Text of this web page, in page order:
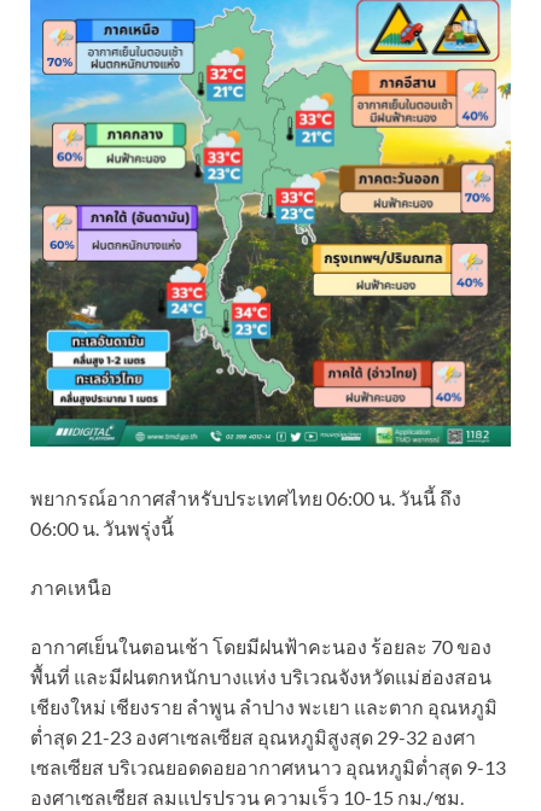
พยากรณ์อากาศสำหรับประเทศไทย 06:00 น. วันนี้ ถึง
06:00 น. วันพรุ่งนี้
ภาคเหนือ
อากาศเย็นในตอนเช้า โดยมีฝนฟ้าคะนอง ร้อยละ 70 ของ
พื้นที่ และมีฝนตกหนักบางแห่ง บริเวณจังหวัดแม่ฮ่องสอน
เชียงใหม่ เชียงราย ลำพูน ลำปาง พะเยา และตาก อุณหภูมิ
ต่ำสุด 21-23 องศาเซลเซียส อุณหภูมิสูงสุด 29-32 องศา
เซลเซียส บริเวณยอดดอยอากาศหนาว อุณหภูมิต่ำสุด 9-13
องศาเซลเซียส ลมแปรปรวน ความเร็ว 10-15 กม./ชม.